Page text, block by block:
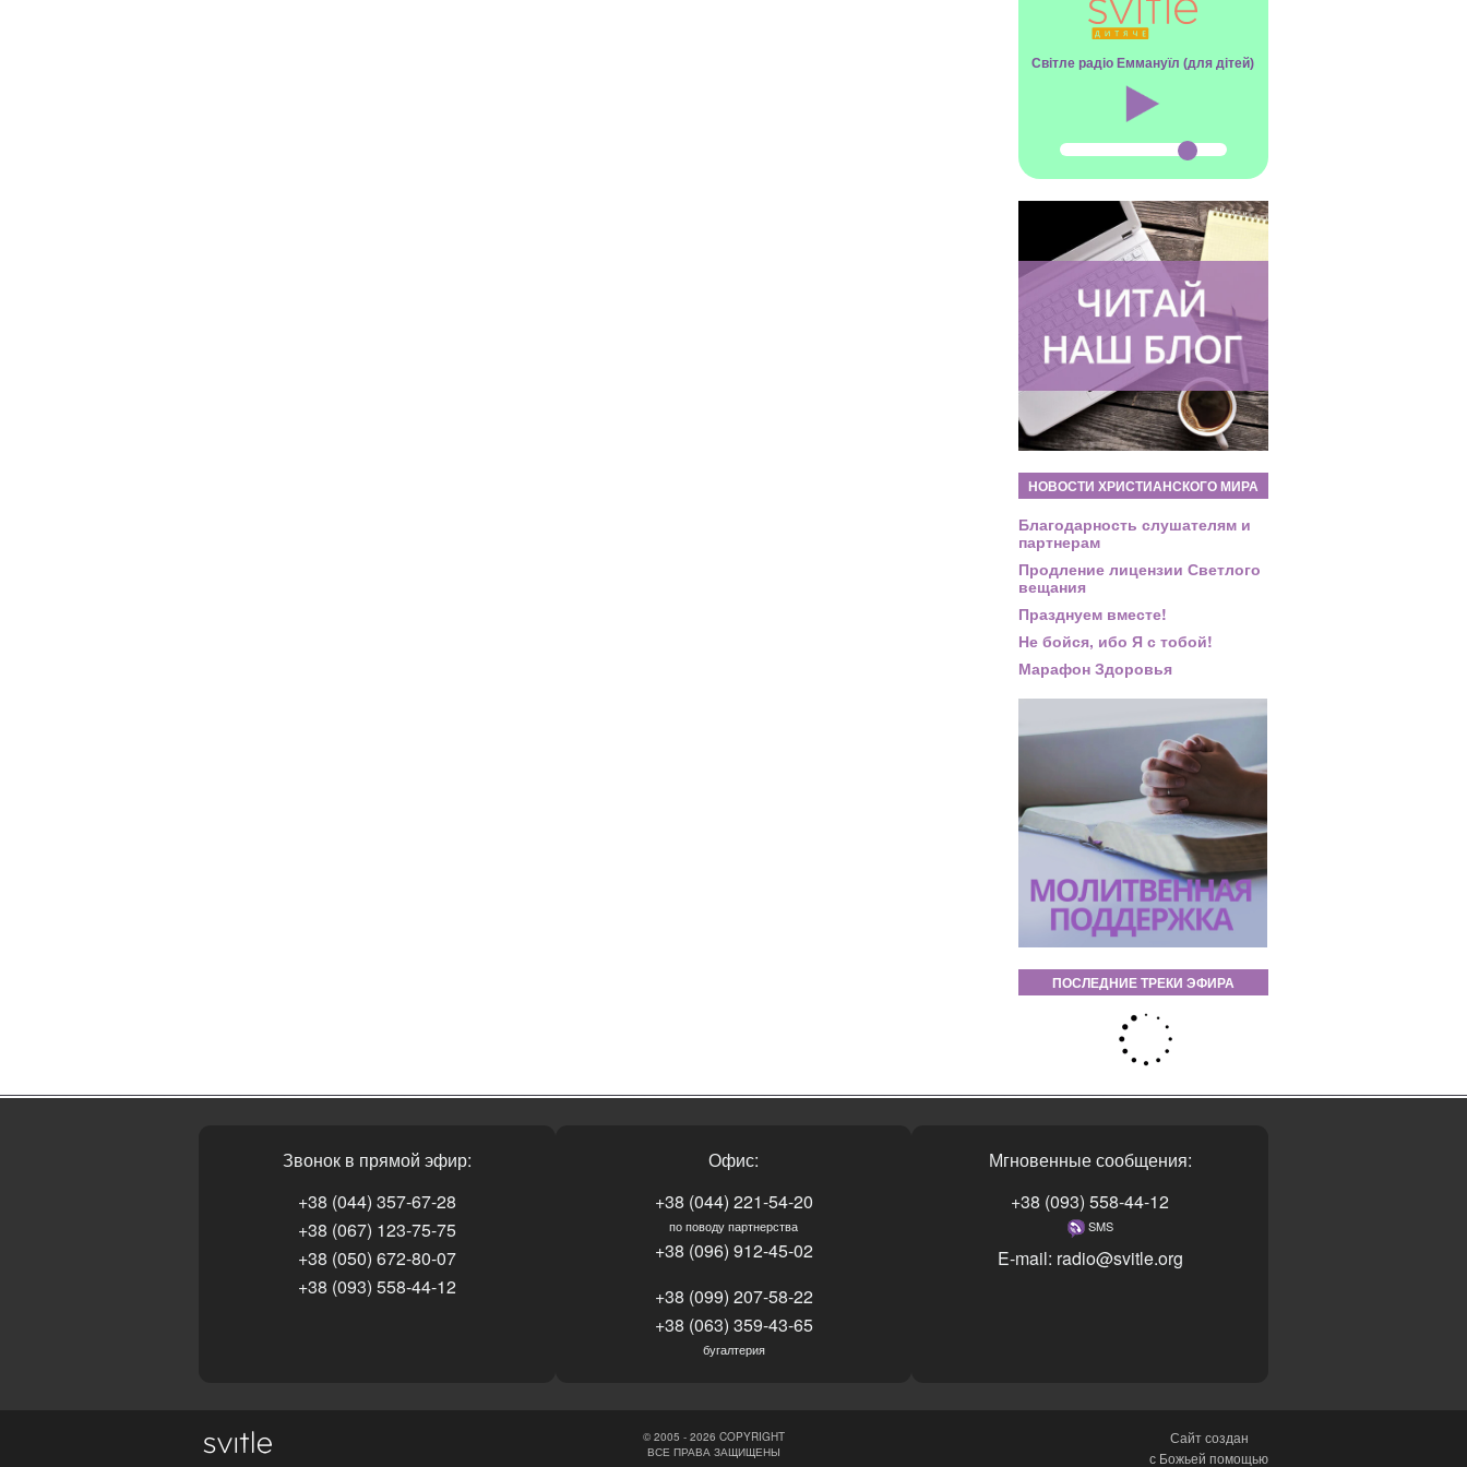
Світле радіо Еммануїл (для дітей)
НОВОСТИ ХРИСТИАНСКОГО МИРА
Благодарность слушателям и
партнерам
Продление лицензии Светлого
вещания
Празднуем вместе!
Не бойся, ибо Я с тобой!
Марафон Здоровья
ПОСЛЕДНИЕ ТРЕКИ ЭФИРА
Звонок в прямой эфир:
+38 (044) 357-67-28
+38 (067) 123-75-75
+38 (050) 672-80-07
+38 (093) 558-44-12
Офис:
+38 (044) 221-54-20
по поводу партнерства
+38 (096) 912-45-02
+38 (099) 207-58-22
+38 (063) 359-43-65
бугалтерия
Мгновенные сообщения:
+38 (093) 558-44-12
SMS
E-mail: radio@svitle.org
Сайт создан
с Божьей помощью
© 2005 - 2026 COPYRIGHT
ВСЕ ПРАВА ЗАЩИЩЕНЫ